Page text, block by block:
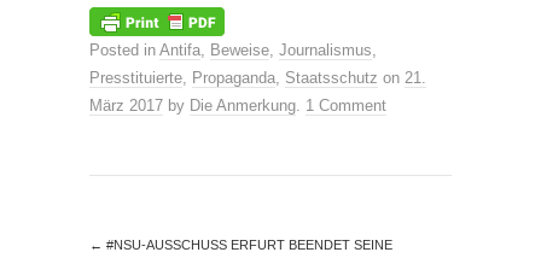
Posted in Antifa Beweise Journalismus
Presstituierte
Propaganda Staatsschutz on 21.
März 2017 by Die Anmerkung 1 Comment
← #NSU-AUSSCHUSS ERFURT BEENDET SEINE